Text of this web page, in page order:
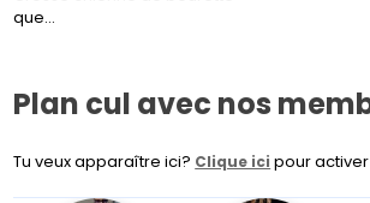
que…
Plan cul avec nos
Tu veux apparaître ici? Clique ici pour